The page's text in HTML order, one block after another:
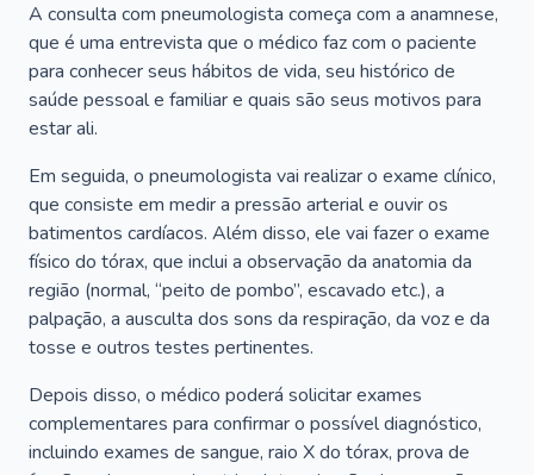
A consulta com pneumologista começa com a anamnese,
que é uma entrevista que o médico faz com o paciente
para conhecer seus hábitos de vida, seu histórico de
saúde pessoal e familiar e quais são seus motivos para
estar ali.
Em seguida, o pneumologista vai realizar o exame clínico,
que consiste em medir a pressão arterial e ouvir os
batimentos cardíacos. Além disso, ele vai fazer o exame
físico do tórax, que inclui a observação da anatomia da
região (normal, “peito de pombo”, escavado etc.), a
palpação, a ausculta dos sons da respiração, da voz e da
tosse e outros testes pertinentes.
Depois disso, o médico poderá solicitar exames
complementares para confirmar o possível diagnóstico,
incluindo exames de sangue, raio X do tórax, prova de